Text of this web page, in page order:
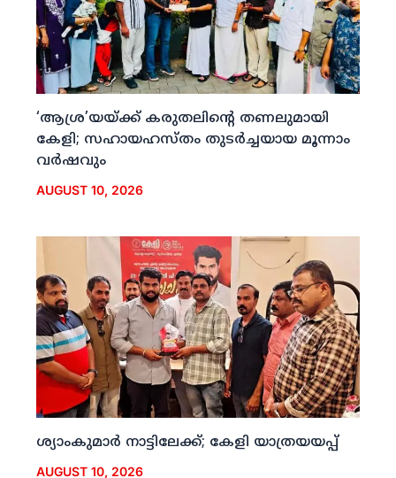
‘ആശ്ര’യയ്ക്ക് കരുതലിന്റെ തണലുമായി
കേളി; സഹായഹസ്തം തുടര്‍ച്ചയായ മൂന്നാം
വര്‍ഷവും
AUGUST 10, 2026
ശ്യാംകുമാര്‍ നാട്ടിലേക്ക്; കേളി യാത്രയയപ്പ്
AUGUST 10, 2026